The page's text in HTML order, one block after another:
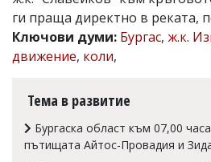
Коментарите
под
статиите
се
читателите
редакцията
ги праща директно в реката,
Ключови думи: Бургас, ж.к.
движение, коли,
Тема в развитие
Бургаска област към 07,00
пътищата Айтос-Провадия и